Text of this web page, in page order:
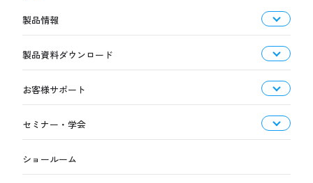
製品情報
製品資料ダウンロード
お客様サポート
セミナー・学会
ショールーム